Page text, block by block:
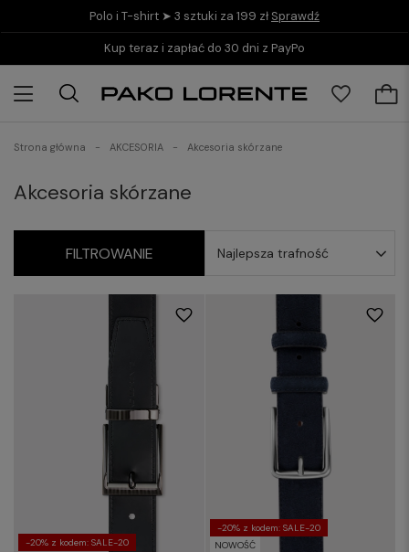
Polo i T-shirt ➤ 3 sztuki za 199 zł Sprawdź
Kup teraz i zapłać do 30 dni z PayPo
Strona główna AKCESORIA Akcesoria skórzane
Akcesoria skórzane
Najlepsza trafność
FILTROWANIE
-20% z kodem: SALE-20
-20% z kodem: SALE-20
NOWOŚĆ